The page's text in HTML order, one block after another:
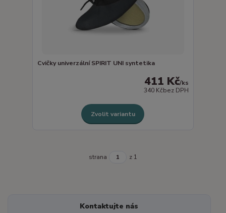
Cvičky univerzální SPIRIT UNI syntetika
411 Kč/ks
340 Kčbez DPH
Zvolit variantu
strana z 1
Kontaktujte nás